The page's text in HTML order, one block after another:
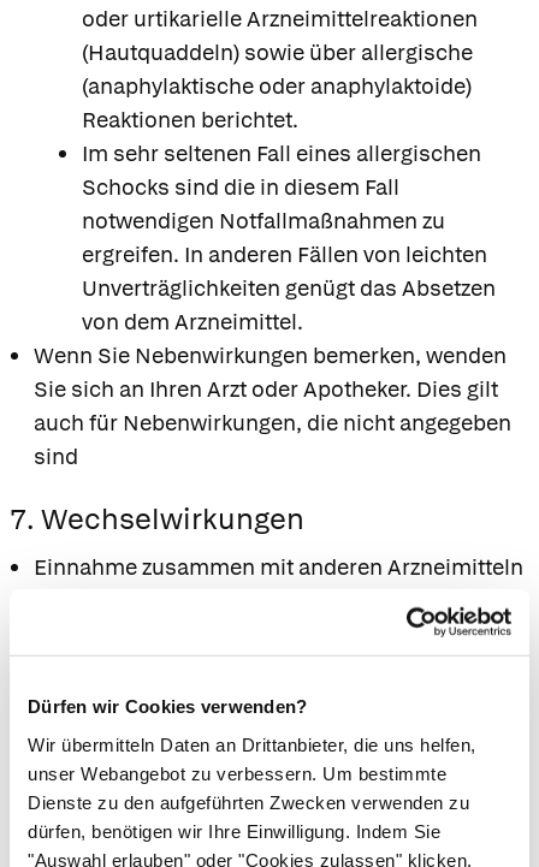
Dürfen wir Cookies verwenden?
Wir übermitteln Daten an Drittanbieter, die uns helfen,
unser Webangebot zu verbessern. Um bestimmte
Dienste zu den aufgeführten Zwecken verwenden zu
dürfen, benötigen wir Ihre Einwilligung. Indem Sie
"Auswahl erlauben" oder "Cookies zulassen" klicken,
oder urtikarielle Arzneimittelreaktionen
(Hautquaddeln) sowie über allergische
(anaphylaktische oder anaphylaktoide)
Reaktionen berichtet.
Im sehr seltenen Fall eines allergischen
Schocks sind die in diesem Fall
notwendigen Notfallmaßnahmen zu
ergreifen. In anderen Fällen von leichten
Unverträglichkeiten genügt das Absetzen
von dem Arzneimittel.
Wenn Sie Nebenwirkungen bemerken, wenden
Sie sich an Ihren Arzt oder Apotheker. Dies gilt
auch für Nebenwirkungen, die nicht angegeben
sind
7. Wechselwirkungen
Einnahme zusammen mit anderen Arzneimitteln
Informieren Sie Ihren Arzt oder Apotheker,
Arzneimittel eingenommen/angewendet
haben oder beabsichtigen andere Arzneimittel
einzunehmen/anzuwenden.
Therapeutische Dosen von Vitamin B6
(Pyridoxinhydrochlorid) können die Wirkung